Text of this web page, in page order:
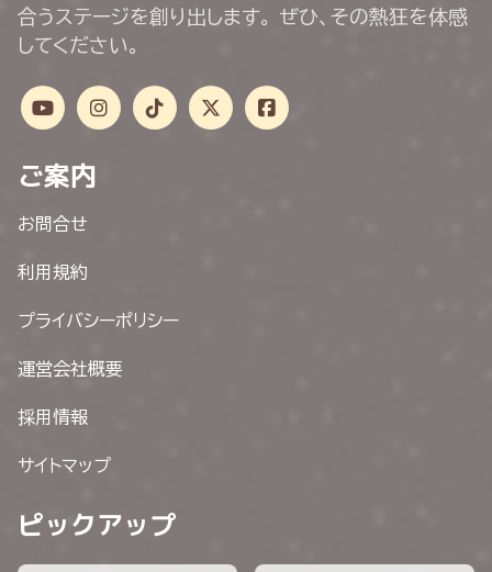
合うステージを創り出します。 ぜひ、その熱狂を体感
してください。
ご案内
お問合せ
利用規約
プライバシーポリシー
運営会社概要
採用情報
サイトマップ
ピックアップ